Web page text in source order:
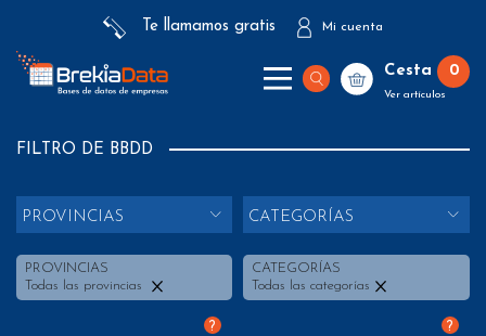
Te llamamos gratis Mi cuenta
Cesta 0
Ver artículos
FILTRO DE BBDD
PROVINCIAS
PROVINCIAS
Todas las provincias
CATEGORÍAS
CATEGORÍAS
Todas las categorías
? ?